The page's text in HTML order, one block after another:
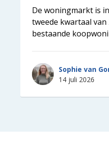
De woningmarkt is
tweede kwartaal
bestaande
Sophie van
14 juli 2026